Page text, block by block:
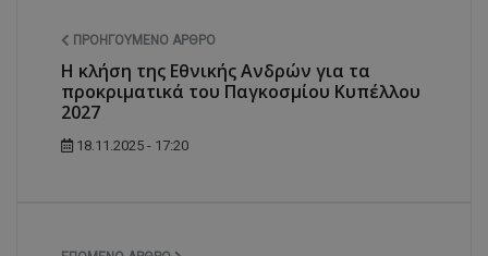
ΠΡΟΗΓΟΎΜΕΝΟ ΆΡΘΡΟ
Η κλήση της Εθνικής Ανδρών για τα
προκριματικά του Παγκοσμίου Κυπέλλου
2027
18.11.2025 - 17:20